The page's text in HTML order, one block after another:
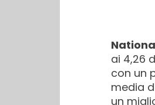
ai 4,26
con un
media
un